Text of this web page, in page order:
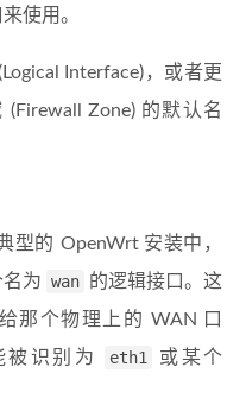
使用。
Interface)，或者更
Zone) 的默认名
型的 OpenWrt 安装中，
为 wan
的逻辑接口。这
那个物理上的 WAN 口
被识别为
eth1
或某个